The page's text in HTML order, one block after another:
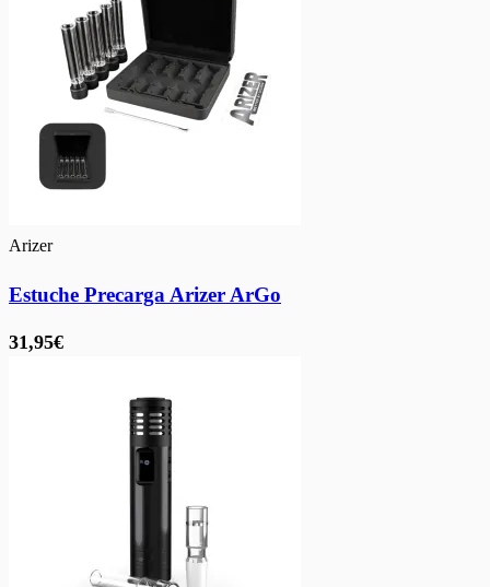
Arizer
Estuche Precarga Arizer ArGo
31,95€